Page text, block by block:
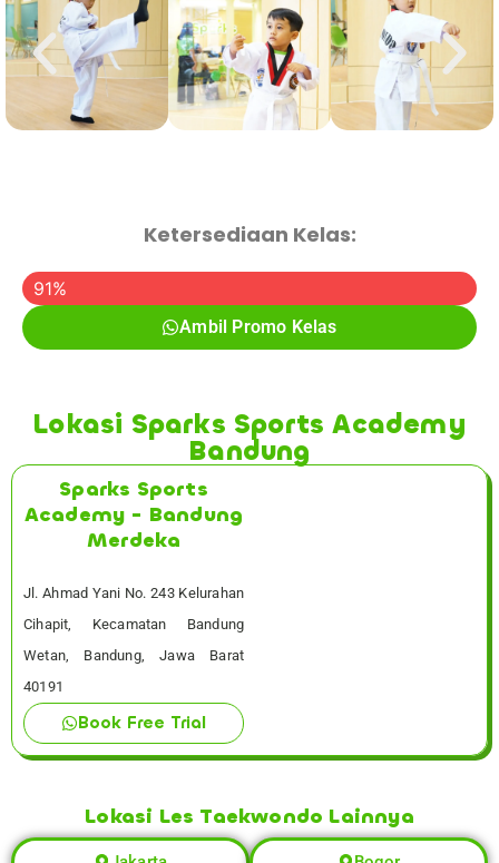
Ketersediaan Kelas:
Promo Kelas Sudah Diambil
91%
Ambil Promo Kelas
Lokasi Sparks Sports Academy
Bandung
Sparks Sports
Academy - Bandung
Merdeka
Jl. Ahmad Yani No. 243 Kelurahan
Cihapit, Kecamatan Bandung
Wetan, Bandung, Jawa Barat
40191
Book Free Trial
Lokasi Les Taekwondo Lainnya